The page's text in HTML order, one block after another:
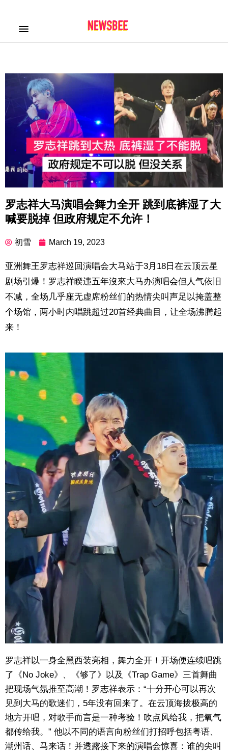
罗志祥大马演唱会舞力全开 跳到底裤湿了大
喊要脱掉 但政府规定不允许！
初雪 March 19, 2023
亚洲舞王罗志祥巡回演唱会大马站于3月18日在云顶云星
剧场引爆！罗志祥睽违五年沒來大马办演唱会但人气依旧
不减，全场几乎座无虚席粉丝们的热情尖叫声足以掩盖整
个场馆，两小时内唱跳超过20首经典曲目，让全场沸腾起
来！
罗志祥以一身全黑西装亮相，舞力全开！开场便连续唱跳
了《No Joke》、《够了》以及《Trap Game》三首舞曲
把现场气氛推至高潮！罗志祥表示：“十分开心可以再次
见到大马的歌迷们，5年没有回来了。在云顶海拔极高的
地方开唱，对歌手而言是一种考验！吹点风给我，把氧气
都传给我。” 他以不同的语言向粉丝们打招呼包括粤语、
潮州话、马来话！并透露接下来的演唱会惊喜：谁的尖叫